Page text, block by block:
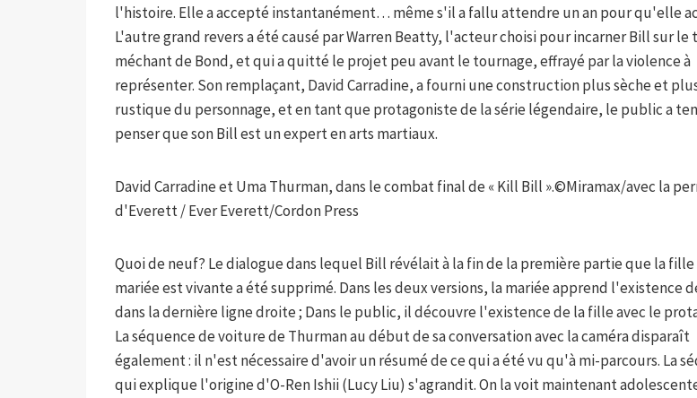
l'histoire. Elle a accepté instantanément… même s'il a fallu attendre un an pour qu'elle
L'autre grand revers a été causé par Warren Beatty, l'acteur choisi pour incarner Bill sur le
méchant de Bond, et qui a quitté le projet peu avant le tournage, effrayé par la violence à
représenter. Son remplaçant, David Carradine, a fourni une construction plus sèche et
rustique du personnage, et en tant que protagoniste de la série légendaire, le public a
penser que son Bill est un expert en arts martiaux.
David Carradine et Uma Thurman, dans le combat final de « Kill Bill ».©Miramax/avec la
d'Everett / Ever Everett/Cordon Press
Quoi de neuf? Le dialogue dans lequel Bill révélait à la fin de la première partie que la fille
mariée est vivante a été supprimé. Dans les deux versions, la mariée apprend l'existence
dans la dernière ligne droite ; Dans le public, il découvre l'existence de la fille avec le
La séquence de voiture de Thurman au début de sa conversation avec la caméra disparaît
également : il n'est nécessaire d'avoir un résumé de ce qui a été vu qu'à mi-parcours. La
qui explique l'origine d'O-Ren Ishii (Lucy Liu) s'agrandit. On la voit maintenant